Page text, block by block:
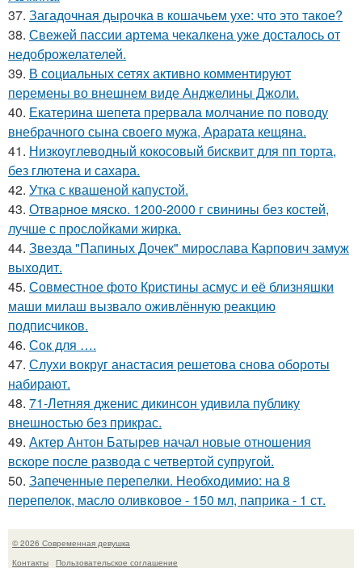
37. Загадочная дырочка в кошачьем ухе: что это такое?
38. Свежей пассии артема чекалкена уже досталось от
недоброжелателей.
39. В социальных сетях активно комментируют
перемены во внешнем виде Анджелины Джоли.
40. Екатерина шепета прервала молчание по поводу
внебрачного сына своего мужа, Арарата кещяна.
41. Низкоуглеводный кокосовый бисквит для пп торта,
без глютена и сахара.
42. Утка с квашеной капустой.
43. Отварное мяско. 1200-2000 г свинины без костей,
лучше с прослойками жирка.
44. Звезда "Папиных Дочек" мирослава Карпович замуж
выходит.
45. Совместное фото Кристины асмус и её близняшки
маши милаш вызвало оживлённую реакцию
подписчиков.
46. Сок для ….
47. Слухи вокруг анастасия решетова снова обороты
набирают.
48. 71-Летняя дженис дикинсон удивила публику
внешностью без прикрас.
49. Актер Антон Батырев начал новые отношения
вскоре после развода с четвертой супругой.
50. Запеченные перепелки. Необходимио: на 8
перепелок, масло оливковое - 150 мл, паприка - 1 ст.
© 2026 Современная девушка
Контакты
Пользовательское соглашение